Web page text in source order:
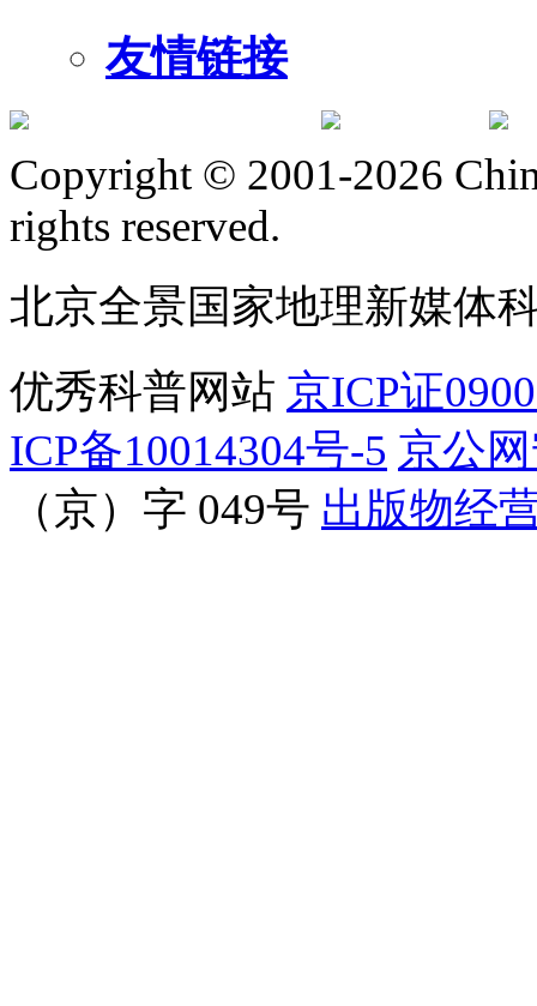
友情链接
Copyright © 2001-2026
rights reserved.
北京全景国家地理新媒体
优秀科普网站 京ICP证
ICP备10014304号-5 京公
（京）字 049号 出版物经